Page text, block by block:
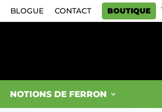
BLOGUE CONTACT BOUTIQUE
NOTIONS DE FERRON